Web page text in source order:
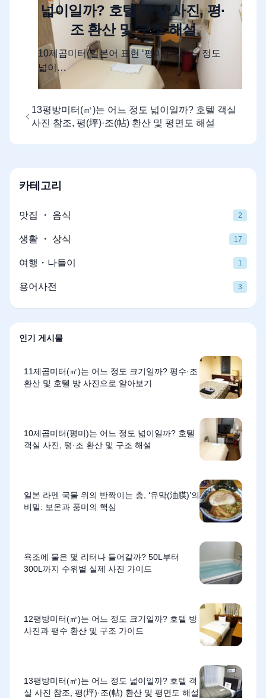
넓이일까? 호텔 객실 사진, 평·
조 환산 및 구조 해설
10제곱미터(일본어 표현 ‘평미’)가 어느 정도
넓이…
13평방미터(㎡)는 어느 정도 넓이일까? 호텔 객실
사진 참조, 평(坪)·조(帖) 환산 및 평면도 해설
카테고리
맛집 ・ 음식 2
생활 ・ 상식 17
여행・나들이 1
용어사전 3
인기 게시물
11제곱미터(㎡)는 어느 정도 크기일까? 평수·조
환산 및 호텔 방 사진으로 알아보기
10제곱미터(평미)는 어느 정도 넓이일까? 호텔
객실 사진, 평·조 환산 및 구조 해설
일본 라멘 국물 위의 반짝이는 층, ‘유막(油膜)’의
비밀: 보온과 풍미의 핵심
욕조에 물은 몇 리터나 들어갈까? 50L부터
300L까지 수위별 실제 사진 가이드
12평방미터(㎡)는 어느 정도 크기일까? 호텔 방
사진과 평수 환산 및 구조 가이드
13평방미터(㎡)는 어느 정도 넓이일까? 호텔 객
실 사진 참조, 평(坪)·조(帖) 환산 및 평면도 해설